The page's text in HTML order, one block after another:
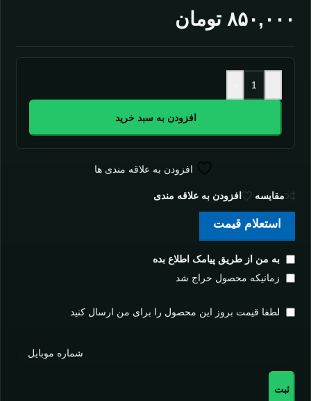
۸۵۰,۰۰۰ تومان
افزودن به سبد خرید
افزودن به علاقه مندی ها
مقايسه افزودن به علاقه مندی
استعلام قیمت
به من از طریق پیامک اطلاع بده
زمانیکه محصول حراج شد
لطفا قیمت بروز این محصول را برای من ارسال کنید
ثبت